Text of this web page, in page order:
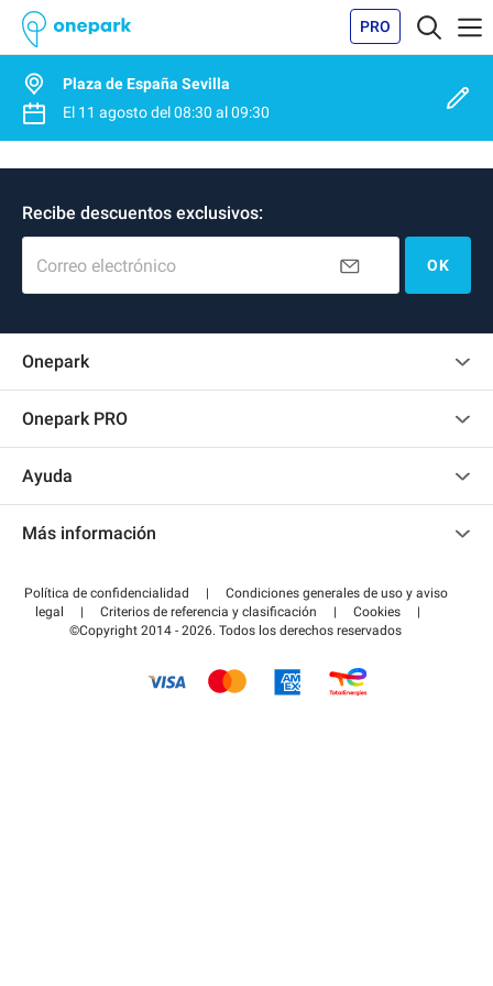
PRO
Plaza de España Sevilla
El 11 agostodel08:30 al09:30
Recibe descuentos exclusivos:
Correo electrónico OK
Onepark
Onepark PRO
Convertirse en colaborador
Acceder a mi área de colaborador
Ayuda
Pagar el aparcamiento FLOW
Más información
Guía de estacionamiento
Política de confidencialidad |
Condiciones generales de uso y aviso
legal
| Criterios de referencia y clasificación | Cookies
|
©Copyright 2014 - 2026. Todos los derechos reservados